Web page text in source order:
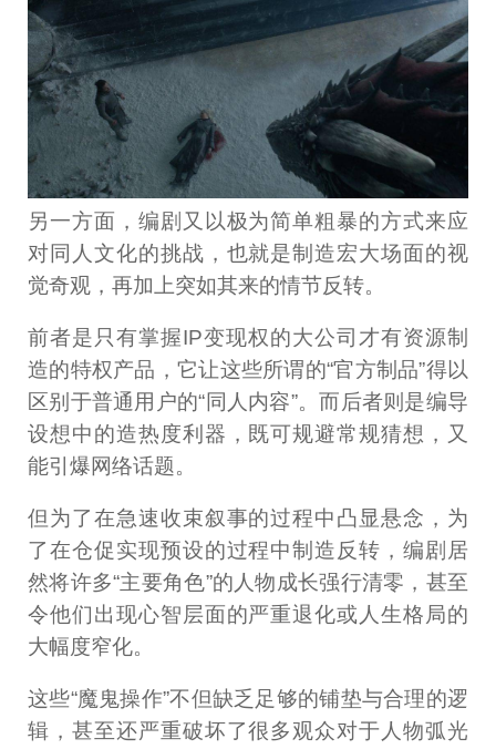
另一方面，编剧又以极为简单粗暴的方式来应
对同人文化的挑战，也就是制造宏大场面的视
觉奇观，再加上突如其来的情节反转。
前者是只有掌握IP变现权的大公司才有资源制
造的特权产品，它让这些所谓的“官方制品”得以
区别于普通用户的“同人内容”。而后者则是编导
设想中的造热度利器，既可规避常规猜想，又
能引爆网络话题。
但为了在急速收束叙事的过程中凸显悬念，为
了在仓促实现预设的过程中制造反转，编剧居
然将许多“主要角色”的人物成长强行清零，甚至
令他们出现心智层面的严重退化或人生格局的
大幅度窄化。
这些“魔鬼操作”不但缺乏足够的铺垫与合理的逻
辑，甚至还严重破坏了很多观众对于人物弧光